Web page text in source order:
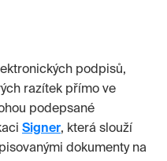
podpisů,
razítek přímo ve
podepsané
Signer, která slouží
dokumenty na